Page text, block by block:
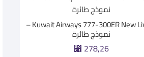
Kuwait Airways 777-300ER New Livery –
نموذج طائرة
⃁ 278,26